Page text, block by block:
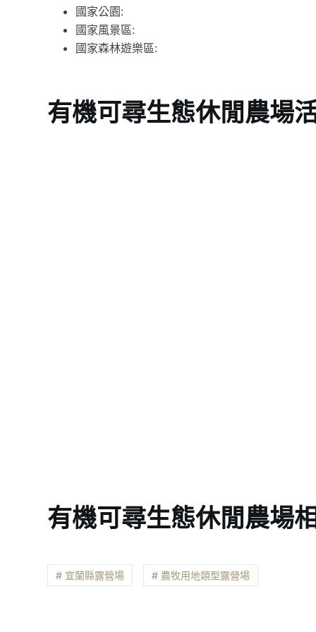
國家公園:
國家風景區:
國家森林遊樂區:
有機可尋生態休閒農場
有機可尋生態休閒農場
# 宜蘭縣露營場 # 農牧用地類型露營場